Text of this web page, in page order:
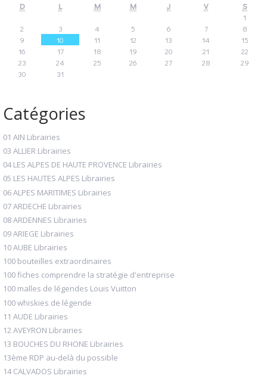
D L M M J V
S
1
2
3 4 5 6 7
8
9
10 11 12 13 14
15
16
17 18 19 20 21
22
23
24 25 26 27 28
29
30
31
Catégories
01 AIN Librairies
03 ALLIER Librairies
04 LES ALPES DE HAUTE PROVENCE Librairies
05 LES HAUTES ALPES Librairies
06 ALPES MARITIMES Librairies
07 ARDECHE Librairies
08 ARDENNES Librairies
09 ARIEGE Librairies
10 AUBE Librairies
100 bouteilles extraordinaires
100 fiches comprendre la stratégie d'entreprise
100 malles de légendes Louis Vuitton
100 whiskies de légende
11 AUDE Librairies
12 AVEYRON Librairies
13 BOUCHES DU RHONE Librairies
13ème RDP au-delà du possible
14 CALVADOS Librairies